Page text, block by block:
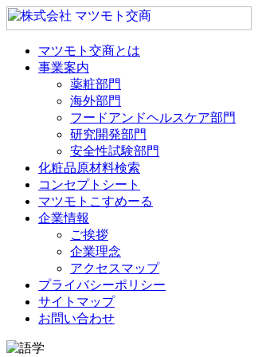
マツモト交商とは
事業案内
薬粧部門
海外部門
フードアンドヘルスケア部門
研究開発部門
安全性試験部門
化粧品原材料検索
コンセプトシート
マツモトこすめーる
企業情報
ご挨拶
企業理念
アクセスマップ
プライバシーポリシー
サイトマップ
お問い合わせ